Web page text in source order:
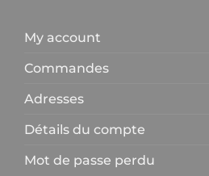
My account
Commandes
Adresses
Détails du compte
Mot de passe perdu